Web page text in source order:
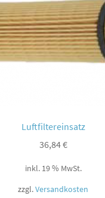
Luftfiltereinsatz
36,84€
inkl. 19 % MwSt.
zzgl.Versandkosten